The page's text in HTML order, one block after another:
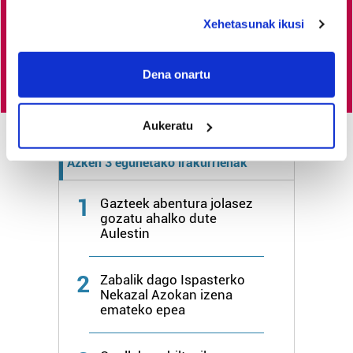
If you allow, we would also like to:
Collect information about your geographical
Identify your device by actively scanning it for
specific characteristics (fingerprinting)
Find out more about how your personal data is processed
Guk eta gure bazkideek zure datu pertsonalak
pertsonalizatuak eskaintzeko, iragarkiak eta edukia
neurtzeko, jendeari buruzko informazioa biltzeko eta
produktuak garatzeko. Zure datuak nork eta zertarako
Xehetasunak ikusi
Dena onartu
Aukeratu
Egin HITZAkide
Azken 3 egunetako irakurrienak
1
Gazteek abentura jolasez
gozatu ahalko dute
Aulestin
2
Zabalik dago Ispasterko
Nekazal Azokan izena
emateko epea